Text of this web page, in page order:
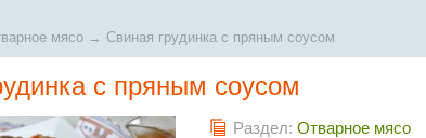
мясо → Свиная грудинка с пряным соусом
с пряным соусом
Раздел: Отварное мясо